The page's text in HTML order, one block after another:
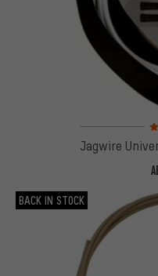
Jagwire
BACK IN STOCK